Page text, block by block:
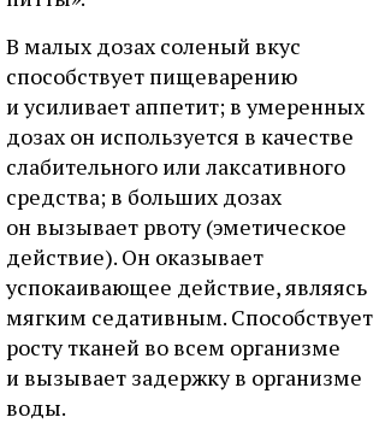
В малых дозах соленый вкус
способствует пищеварению
и усиливает аппетит; в умеренных
дозах он используется в качестве
слабительного или лаксативного
средства; в больших дозах
он вызывает рвоту (эметическое
действие). Он оказывает
успокаивающее действие, являясь
мягким седативным. Способствует
росту тканей во всем организме
и вызывает задержку в организме
воды.